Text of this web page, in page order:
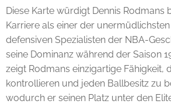
Diese Karte würdigt Dennis Rodmans
Karriere als einer der
defensiven Spezialisten der NBA-
seine Dominanz während der Saison
zeigt Rodmans einzigartige Fähigkeit,
kontrollieren und jeden Ballbesitz zu
wodurch er seinen Platz unter den